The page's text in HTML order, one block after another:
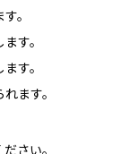
。
す。
す。
ます。
さい。